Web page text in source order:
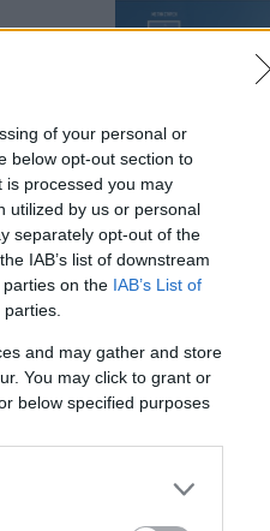
of your personal or
below opt-out section to
processed you may
utilized by us or personal
separately opt-out of the
IAB’s list of downstream
on the IAB’s List of
and may gather and store
You may click to grant or
below specified purposes
του